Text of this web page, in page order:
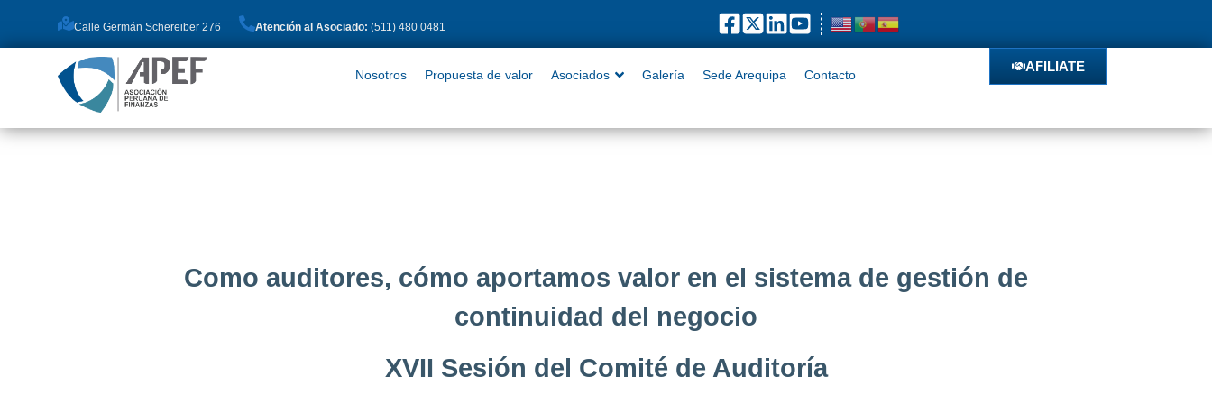
Nosotros Propuesta de valor Sede Arequipa Contacto AFILIATE
Calle Germán Schereiber 276 Atención al Asociado: (511) 480 0481
Nosotros Propuesta de valor Asociados Galería Sede Arequipa Contacto
AFILIATE
Como auditores, cómo aportamos valor en el sistema de gestión de
continuidad del negocio
XVII Sesión del Comité de Auditoría